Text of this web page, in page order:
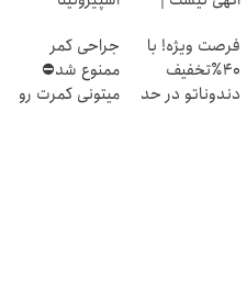
بفروشش
فرصت ویژه! با
40٪تخفیف
دندوناتو در حد
جراحی کمر
ممنوع شد⛔
میتونی کمرت رو